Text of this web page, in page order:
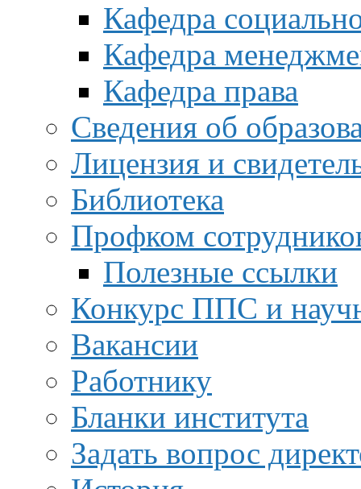
Кафедра
Кафедра
Кафедра права
Сведения об
Лицензия и
Библиотека
Профком
Полезные ссылки
Конкурс ППС и
Вакансии
Работнику
Бланки института
Задать вопрос